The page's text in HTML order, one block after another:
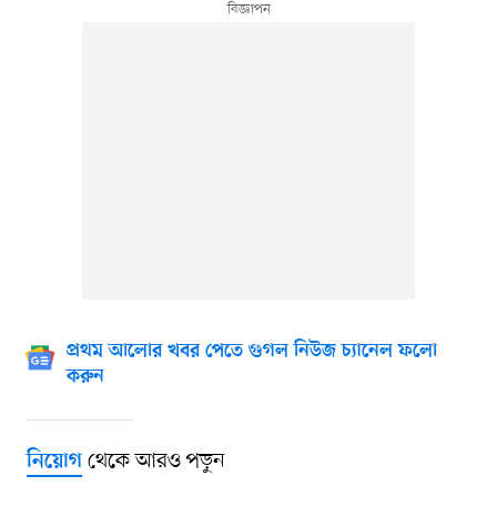
প্রথম আলোর খবর পেতে গুগল নিউজ চ্যানেল ফলো
করুন
নিয়োগথেকে আরও পড়ুন